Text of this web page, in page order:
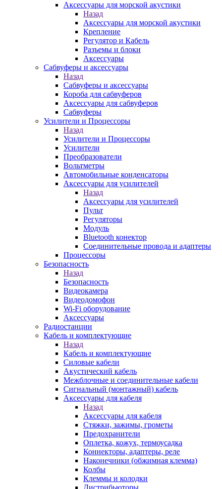
Аксессуары для морской акустики
Назад
Аксессуары для морской акустики
Крепление
Регулятор и Кабель
Разъемы и блоки
Аксессуары
Сабвуферы и аксессуары
Назад
Сабвуферы и аксессуары
Короба для сабвуферов
Аксессуары для сабвуферов
Сабвуферы
Усилители и Процессоры
Назад
Усилители и Процессоры
Усилители
Преобразователи
Вольтметры
Автомобильные конденсаторы
Аксессуары для усилителей
Назад
Аксессуары для усилителей
Пульт
Регуляторы
Модуль
Bluetooth конектор
Соединительные провода и адаптеры
Процессоры
Безопасность
Назад
Безопасность
Видеокамера
Видеодомофон
Wi-Fi оборудование
Аксессуары
Радиостанции
Кабель и комплектующие
Назад
Кабель и комплектующие
Силовые кабели
Акустический кабель
Межблочные и соединительные кабели
Сигнальный (монтажный) кабель
Аксессуары для кабеля
Назад
Аксессуары для кабеля
Стяжки, зажимы, грометы
Предохранители
Оплетка, кожух, термоусадка
Коннекторы, адаптеры, реле
Наконечники (обжимная клемма)
Колбы
Клеммы и колодки
Дистрибьюторы